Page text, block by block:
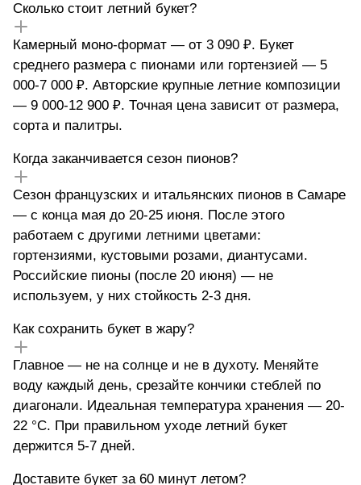
Сколько стоит летний букет?
Камерный моно-формат — от 3 090 ₽. Букет
среднего размера с пионами или гортензией — 5
000-7 000 ₽. Авторские крупные летние композиции
— 9 000-12 900 ₽. Точная цена зависит от размера,
сорта и палитры.
Когда заканчивается сезон пионов?
Сезон французских и итальянских пионов в Самаре
— с конца мая до 20-25 июня. После этого
работаем с другими летними цветами:
гортензиями, кустовыми розами, диантусами.
Российские пионы (после 20 июня) — не
используем, у них стойкость 2-3 дня.
Как сохранить букет в жару?
Главное — не на солнце и не в духоту. Меняйте
воду каждый день, срезайте кончики стеблей по
диагонали. Идеальная температура хранения — 20-
22 °C. При правильном уходе летний букет
держится 5-7 дней.
Доставите букет за 60 минут летом?